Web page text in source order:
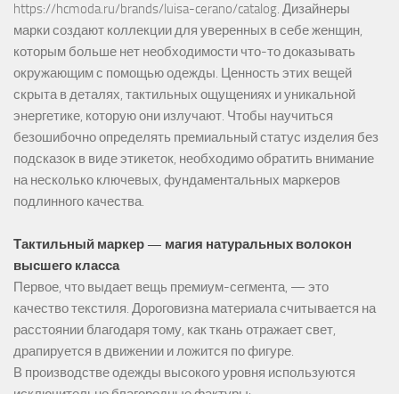
https://hcmoda.ru/brands/luisa-cerano/catalog. Дизайнеры
марки создают коллекции для уверенных в себе женщин,
которым больше нет необходимости что-то доказывать
окружающим с помощью одежды. Ценность этих вещей
скрыта в деталях, тактильных ощущениях и уникальной
энергетике, которую они излучают. Чтобы научиться
безошибочно определять премиальный статус изделия без
подсказок в виде этикеток, необходимо обратить внимание
на несколько ключевых, фундаментальных маркеров
подлинного качества.
Тактильный маркер — магия натуральных волокон
высшего класса
Первое, что выдает вещь премиум-сегмента, — это
качество текстиля. Дороговизна материала считывается на
расстоянии благодаря тому, как ткань отражает свет,
драпируется в движении и ложится по фигуре.
В производстве одежды высокого уровня используются